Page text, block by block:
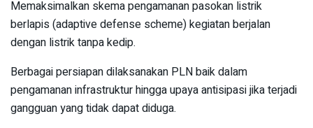
Memaksimalkan skema pengamanan pasokan listrik
berlapis (adaptive defense scheme) kegiatan berjalan
dengan listrik tanpa kedip.
Berbagai persiapan dilaksanakan PLN baik dalam
pengamanan infrastruktur hingga upaya antisipasi jika terjadi
gangguan yang tidak dapat diduga.